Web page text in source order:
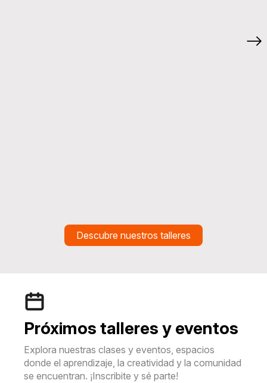
Descubre nuestros talleres
Próximos talleres y eventos
Explora nuestras clases y eventos, espacios
donde el aprendizaje, la creatividad y la comunidad
se encuentran. ¡Inscribite y sé parte!